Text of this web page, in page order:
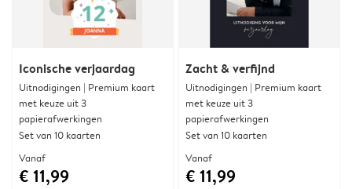
Iconische verjaardag
Uitnodigingen | Premium kaart
met keuze uit 3
papierafwerkingen
Set van 10 kaarten
Vanaf
€ 11,99
Zacht & verfijnd
Uitnodigingen | Premium kaart
met keuze uit 3
papierafwerkingen
Set van 10 kaarten
Vanaf
€ 11,99